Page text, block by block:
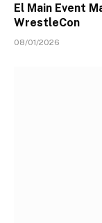
El Main Event
WrestleCon
08/01/2026